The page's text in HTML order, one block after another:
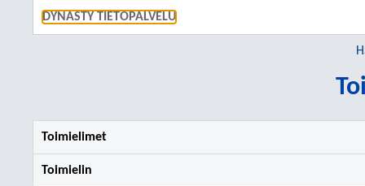
DYNASTY TIETOPALVELU
Toimielimet
Toimielin